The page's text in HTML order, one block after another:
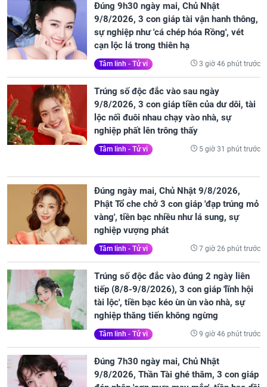
Đúng 9h30 ngày mai, Chủ Nhật
9/8/2026, 3 con giáp tài vận hanh thông,
sự nghiệp như 'cá chép hóa Rồng', vét
cạn lộc lá trong thiên hạ
Tâm linh - Tử vi 3 giờ 46 phút trước
Trúng số độc đắc vào sau ngày
9/8/2026, 3 con giáp tiền của dư dôi, tài
lộc nối đuôi nhau chạy vào nhà, sự
nghiệp phất lên trông thấy
Tâm linh - Tử vi 5 giờ 31 phút trước
Đúng ngày mai, Chủ Nhật 9/8/2026,
Phật Tổ che chở 3 con giáp 'đạp trúng mỏ
vàng', tiền bạc nhiều như lá sung, sự
nghiệp vượng phát
Tâm linh - Tử vi 7 giờ 26 phút trước
Trúng số độc đắc vào đúng 2 ngày liên
tiếp (8/8-9/8/2026), 3 con giáp 'lĩnh hội
tài lộc', tiền bạc kéo ùn ùn vào nhà, sự
nghiệp thăng tiến không ngừng
Tâm linh - Tử vi 9 giờ 46 phút trước
Đúng 7h30 ngày mai, Chủ Nhật
9/8/2026, Thần Tài ghé thăm, 3 con giáp